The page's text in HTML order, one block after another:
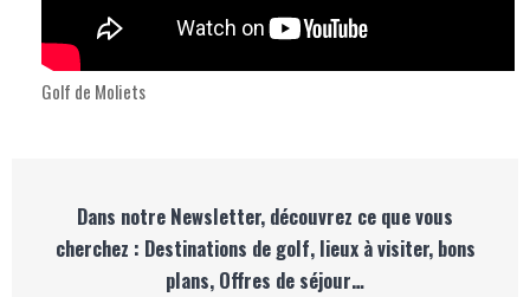
Golf de Moliets
Dans notre Newsletter, découvrez ce que vous
cherchez : Destinations de golf, lieux à visiter, bons
plans, Offres de séjour…